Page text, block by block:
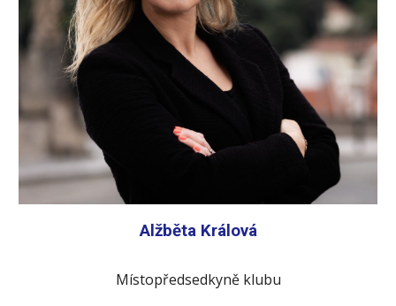
Alžběta Králová
Místopředsedkyně klubu